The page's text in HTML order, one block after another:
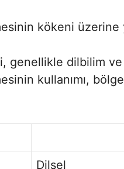
kökeni üzerine
genellikle dilbilim ve
kullanımı,
Dilsel